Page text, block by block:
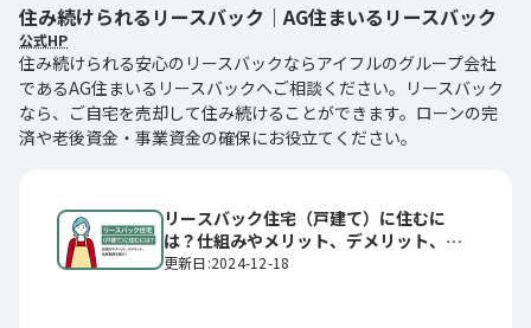
住み続けられるリースバック｜AG住まいるリースバック
公式HP
住み続けられる安心のリースバックならアイフルのグループ会社
であるAG住まいるリースバックへご相談ください。リースバック
なら、ご自宅を売却して住み続けることができます。ローンの完
済や老後資金・事業資金の確保にお役立てください。
リースバック住宅（戸建て）に住むに
は？仕組みやメリット、デメリット、活
用事例を紹介！
更新日:2024-12-18